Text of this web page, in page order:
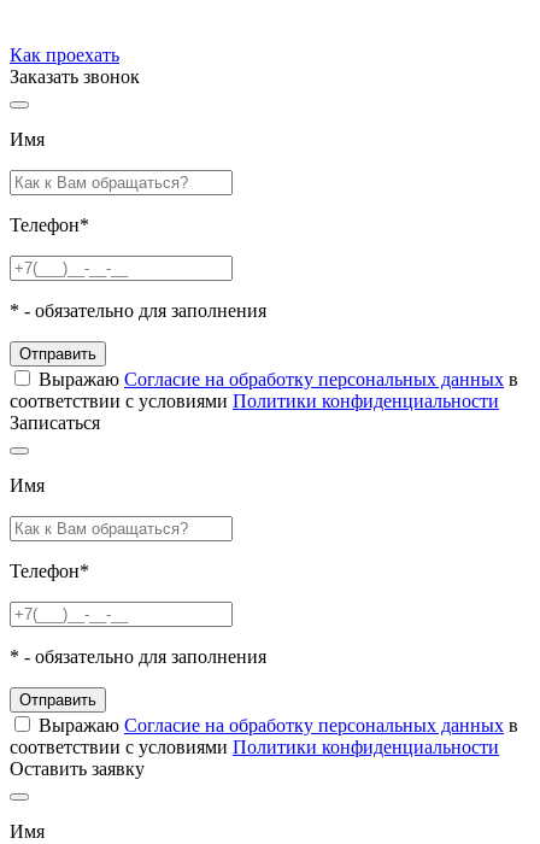
Как проехать
Заказать звонок
Имя
Телефон*
* - обязательно для заполнения
Отправить
Выражаю Согласие на обработку персональных данных в
соответствии с условиями Политики конфиденциальности
Записаться
Имя
Телефон*
* - обязательно для заполнения
Отправить
Выражаю Согласие на обработку персональных данных в
соответствии с условиями Политики конфиденциальности
Оставить заявку
Имя